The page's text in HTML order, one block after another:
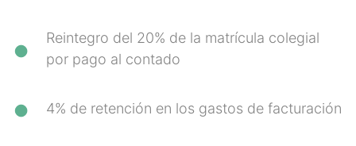
Reintegro del 20% de la matrícula colegial
por pago al contado
4% de retención en los gastos de facturación